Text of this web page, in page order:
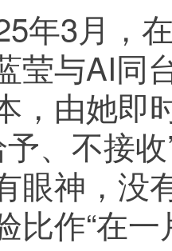
3月，在
莹与AI同
，由她即
予、不接
眼神，没
比作“在